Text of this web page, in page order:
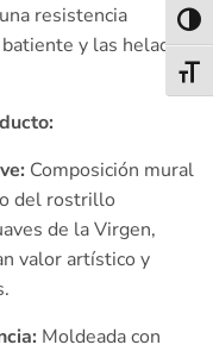
resistencia
y las heladas
Composición mural
del rostrillo
de la Virgen,
valor artístico y
Moldeada con